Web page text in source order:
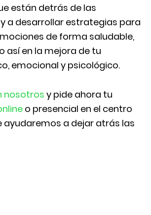
están detrás de las
a desarrollar estrategias para
de forma saludable,
así en la mejora de tu
emocional y psicológico.
nosotros y pide ahora tu
o presencial en el centro
ayudaremos a dejar atrás las